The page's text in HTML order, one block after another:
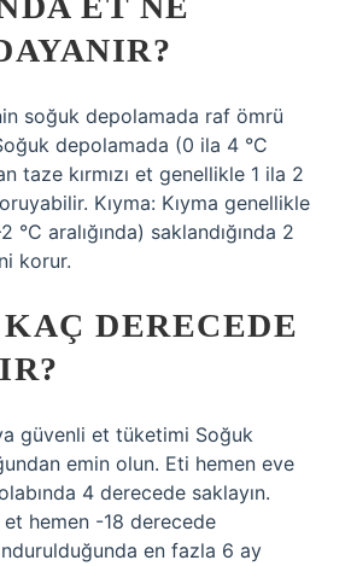
soğuk depolamada raf ömrü
depolamada (0 ila 4 °C
taze kırmızı et genellikle 1 ila 2
Kıyma: Kıyma genellikle
°C aralığında) saklandığında 2
korur.
DERECEDE
güvenli et tüketimi Soğuk
emin olun. Eti hemen eve
4 derecede saklayın.
et hemen -18 derecede
en fazla 6 ay